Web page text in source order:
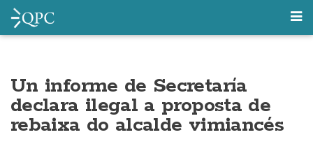
Un informe de Secretaría
declara ilegal a proposta de
rebaixa do alcalde vimiancés